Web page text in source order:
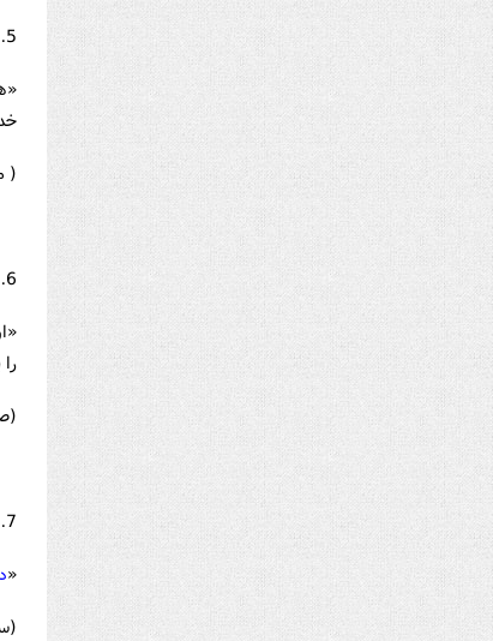
5. از پيامبر (ص) نقل شده است که فرمود:
(
6. «ابو حميد» از پيامبر (ص) نقل مي‌کند که:
7. از «جابر» و «ابوهريره» نقل است که پيامبر (ص) فرمود:
«
(سنن